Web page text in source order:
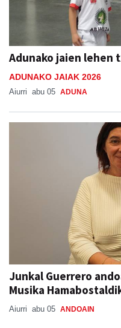
Adunako jaien lehen
ADUNAKO JAIAK 2026
Aiurri abu 05 ADUNA
Junkal Guerrero
Musika
Aiurri abu 05 ANDOAIN